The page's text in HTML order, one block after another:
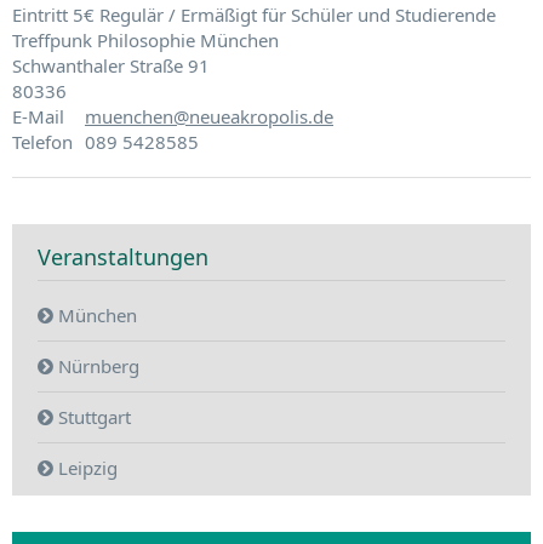
Eintritt 5€ Regulär / Ermäßigt für Schüler und Studierende
Treffpunk Philosophie München
Schwanthaler Straße 91
80336
E-Mail
muenchen@neueakropolis.de
Telefon 089 5428585
Veranstaltungen
München
Nürnberg
Stuttgart
Leipzig